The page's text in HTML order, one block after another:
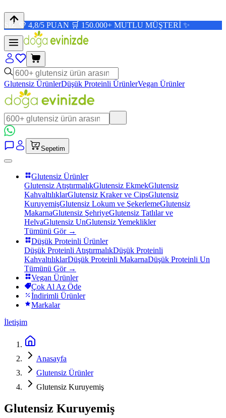
PUAN 🛒 150.000+ MUTLU MÜŞTERİ ✨
Glutensiz ÜrünlerDüşük Proteinli ÜrünlerVegan Ürünler
Sepetim
Glutensiz Ürünler
Glutensiz AtıştırmalıkGlutensiz EkmekGlutensiz
KahvaltılıklarGlutensiz Kraker ve CipsGlutensiz
KuruyemişGlutensiz Lokum ve ŞekerlemeGlutensiz
MakarnaGlutensiz ŞehriyeGlutensiz Tatlılar ve
HelvaGlutensiz UnGlutensiz Yemeklikler
Tümünü Gör →
Düşük Proteinli Ürünler
Düşük Proteinli AtıştırmalıkDüşük Proteinli
KahvaltılıklarDüşük Proteinli MakarnaDüşük Proteinli Un
Tümünü Gör →
Vegan Ürünler
Çok Al Az Öde
İndirimli Ürünler
Markalar
İletişim
Anasayfa
Glutensiz Ürünler
Glutensiz Kuruyemiş
Glutensiz Kuruyemiş